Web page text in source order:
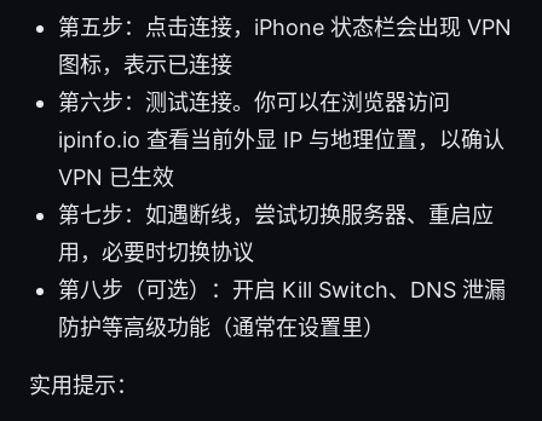
第五步：点击连接，iPhone 状态栏会出现 VPN
图标，表示已连接
第六步：测试连接。你可以在浏览器访问
ipinfo.io 查看当前外显 IP 与地理位置，以确认
VPN 已生效
第七步：如遇断线，尝试切换服务器、重启应
用，必要时切换协议
第八步（可选）：开启 Kill Switch、DNS 泄漏
防护等高级功能（通常在设置里）
实用提示：